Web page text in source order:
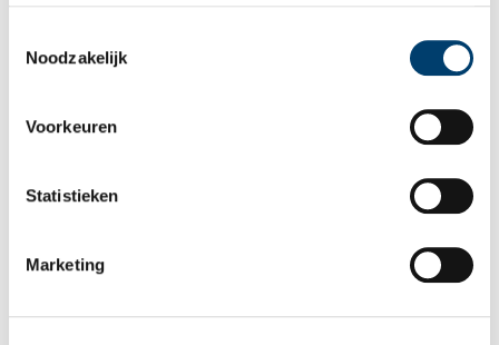
Noodzakelijk
Voorkeuren
Statistieken
Marketing
Beeld: Rijksmuseum.